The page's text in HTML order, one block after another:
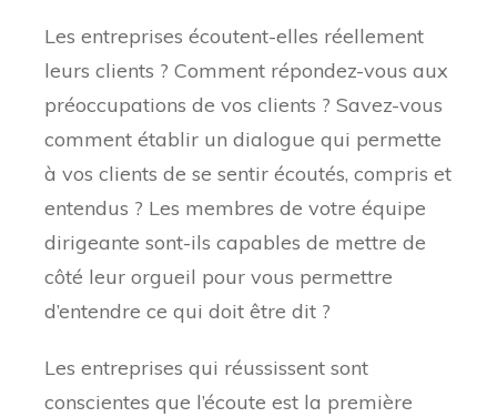
Les entreprises écoutent-elles réellement
leurs clients ? Comment répondez-vous aux
préoccupations de vos clients ? Savez-vous
comment établir un dialogue qui permette
à vos clients de se sentir écoutés, compris et
entendus ? Les membres de votre équipe
dirigeante sont-ils capables de mettre de
côté leur orgueil pour vous permettre
d’entendre ce qui doit être dit ?
Les entreprises qui réussissent sont
conscientes que l’écoute est la première